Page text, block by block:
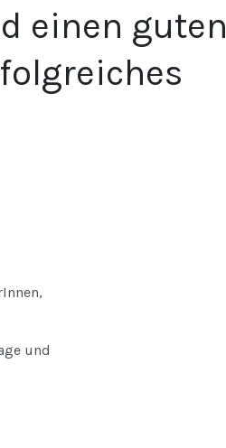
einen guten
und